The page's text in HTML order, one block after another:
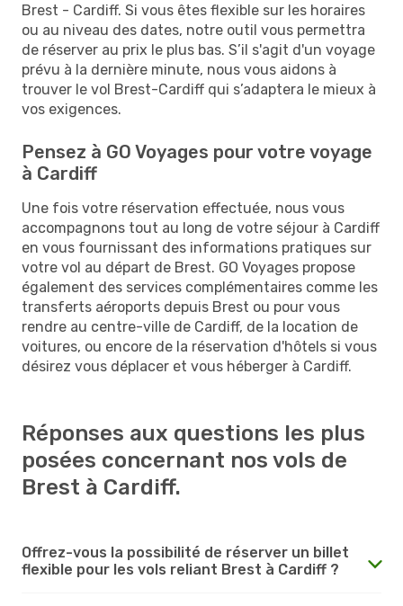
Brest - Cardiff. Si vous êtes flexible sur les horaires
ou au niveau des dates, notre outil vous permettra
de réserver au prix le plus bas. S’il s'agit d'un voyage
prévu à la dernière minute, nous vous aidons à
trouver le vol Brest-Cardiff qui s’adaptera le mieux à
vos exigences.
Pensez à GO Voyages pour votre voyage
à Cardiff
Une fois votre réservation effectuée, nous vous
accompagnons tout au long de votre séjour à Cardiff
en vous fournissant des informations pratiques sur
votre vol au départ de Brest. GO Voyages propose
également des services complémentaires comme les
transferts aéroports depuis Brest ou pour vous
rendre au centre-ville de Cardiff, de la location de
voitures, ou encore de la réservation d'hôtels si vous
désirez vous déplacer et vous héberger à Cardiff.
Réponses aux questions les plus
posées concernant nos vols de
Brest à Cardiff.
Offrez-vous la possibilité de réserver un billet
flexible pour les vols reliant Brest à Cardiff ?